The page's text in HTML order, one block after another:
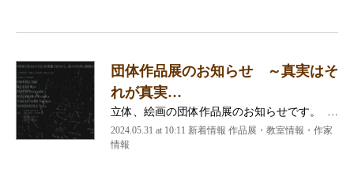
団体作品展のお知らせ ～真実はそ
れが真実…
立体、絵画の団体作品展のお知らせです。 …
2024.05.31 at 10:11 新着情報 作品展・教室情報・作家
情報